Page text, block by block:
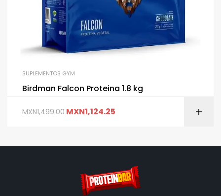
SUPLEMENTOS GYM
Birdman Falcon Proteina 1.8 kg
MXN1,499.00 MXN1,124.25